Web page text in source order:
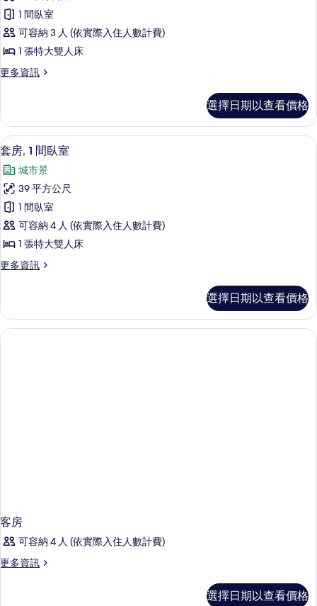
景
的
所
有
雙
人
床,
海
景
的
級
客
房,
1
張
大
雙
人
床
的
所
有
相
片
1 間臥室
可容納 3 人 (依實際入住人數計費)
1 張特大雙人床
更多資訊
更
客
房,
1
特
大
雙
人
床
的
詳
情
選擇日期以查看價格
顯
示
套
房,
間
臥
室
所
有
套房, 1 間臥室 | 客房內保險箱、書桌
11
套房, 1 間臥室
城市景
39 平方公尺
1 間臥室
可容納 4 人 (依實際入住人數計費)
1 張特大雙人床
更多資訊
更
1
間
臥
選擇日期以查看價格
客房
可容納 4 人 (依實際入住人數計費)
更多資訊
更
選擇日期以查看價格